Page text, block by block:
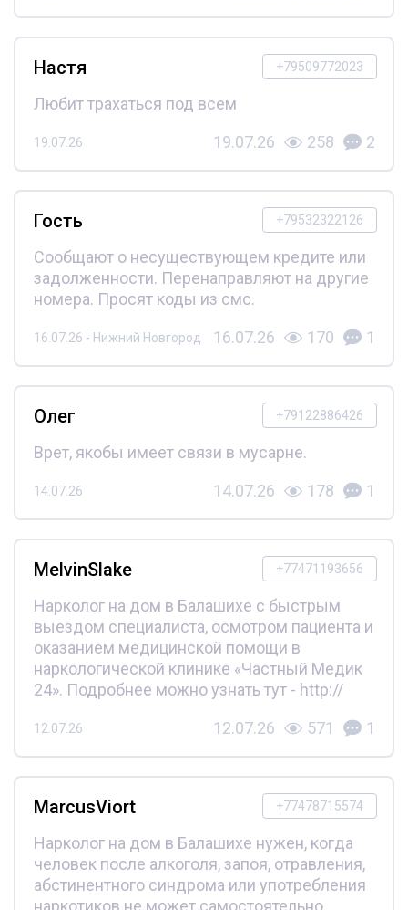
+79509772023
Настя
Любит трахаться под всем
19.07.26 19.07.26 258 2
+79532322126
Гость
Сообщают о несуществующем кредите или
задолженности. Перенаправляют на другие
номера. Просят коды из смс.
16.07.26 - Нижний Новгород 16.07.26 170 1
+79122886426
Олег
Врет, якобы имеет связи в мусарне.
14.07.26 14.07.26 178 1
+77471193656
MelvinSlake
Нарколог на дом в Балашихе с быстрым
выездом специалиста, осмотром пациента и
оказанием медицинской помощи в
наркологической клинике «Частный Медик
24». Подробнее можно узнать тут - http://
12.07.26 12.07.26 571 1
+77478715574
MarcusViort
Нарколог на дом в Балашихе нужен, когда
человек после алкоголя, запоя, отравления,
абстинентного синдрома или употребления